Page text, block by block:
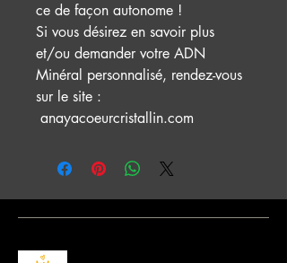
ce de façon autonome !
Si vous désirez en savoir plus
et/ou demander votre ADN
Minéral personnalisé, rendez-vous
sur le site :
anayacoeurcristallin.com